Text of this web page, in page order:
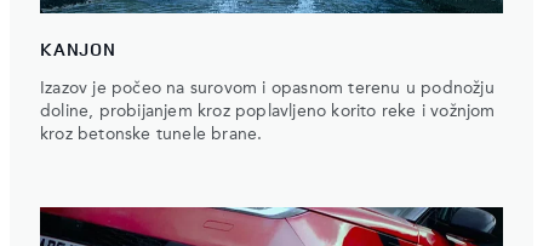
KANJON
Izazov je počeo na surovom i opasnom terenu u podnožju
doline, probijanjem kroz poplavljeno korito reke i vožnjom
kroz betonske tunele brane.